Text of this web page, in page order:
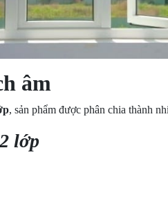
âm
, sản phẩm được phân chia thành
lớp